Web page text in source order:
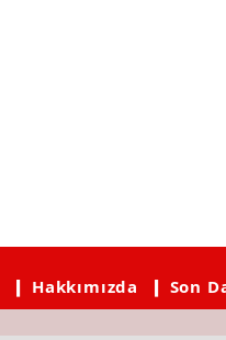
❙ Hakkımızda ❙ Son